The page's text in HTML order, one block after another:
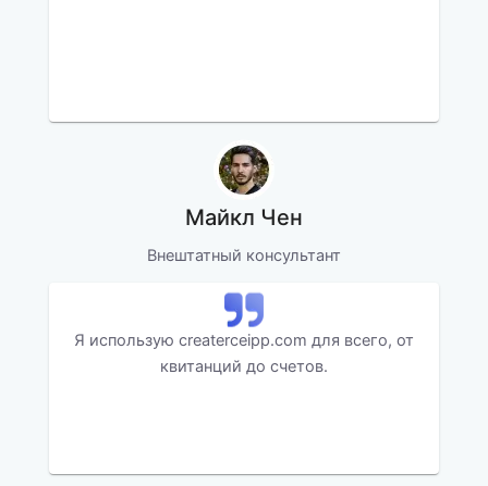
Майкл Чен
Внештатный консультант
Я использую createrceipp.com для всего, от
квитанций до счетов.